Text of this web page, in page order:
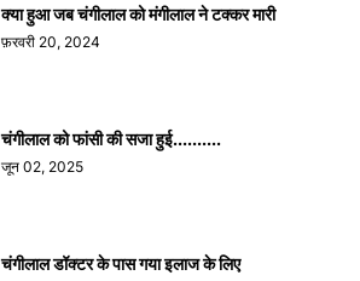
क्या हुआ जब चंगीलाल को मंगीलाल ने टक्कर मारी
फ़रवरी 20, 2024
चंगीलाल को फांसी की सजा हुई..........
जून 02, 2025
चंगीलाल डॉक्टर के पास गया इलाज के लिए